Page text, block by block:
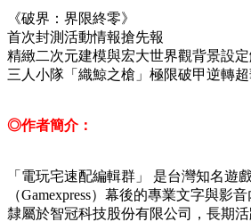
《破界：界限終零》
首次封測活動情報搶先報
精緻二次元建模與宏大世界觀背景設
三人小隊「織鯨之槍」極限破甲逆轉
◎作者簡介：
「電玩宅速配編輯群」 是台灣知名遊
（Gamexpress）幕後的專業文字與影
隸屬於智冠科技股份有限公司，長期